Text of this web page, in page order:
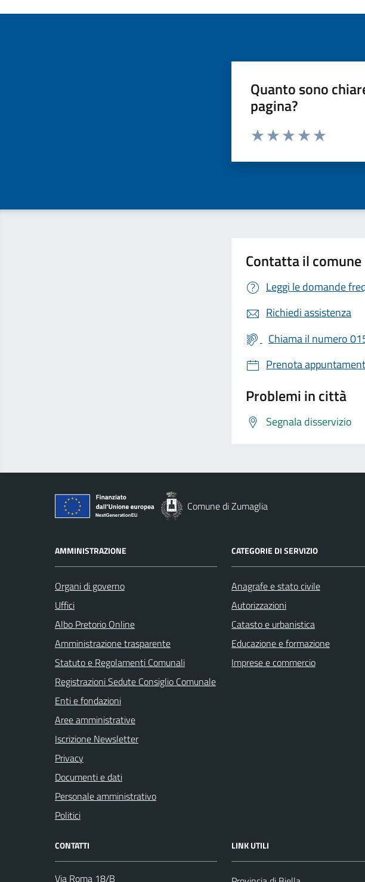
Quanto sono
pagina?
Valuta da 1 a 5 stelle la pagina
Contatta il comune
Leggi le domande
Richiedi assistenza
Chiama il numero
Prenota
Problemi in città
Segnala disservizio
Comune di Zumaglia
AMMINISTRAZIONE
Organi di governo
Uffici
Albo Pretorio Online
Amministrazione trasparente
Statuto e Regolamenti Comunali
Registrazioni Sedute Consiglio Comunale
Enti e fondazioni
Aree amministrative
Iscrizione Newsletter
Privacy
Documenti e dati
Personale amministrativo
Politici
CATEGORIE DI SERVIZIO
Anagrafe e stato civile
Autorizzazioni
Catasto e urbanistica
Educazione e formazione
Imprese e commercio
CONTATTI
Via Roma 18/B
LINK UTILI